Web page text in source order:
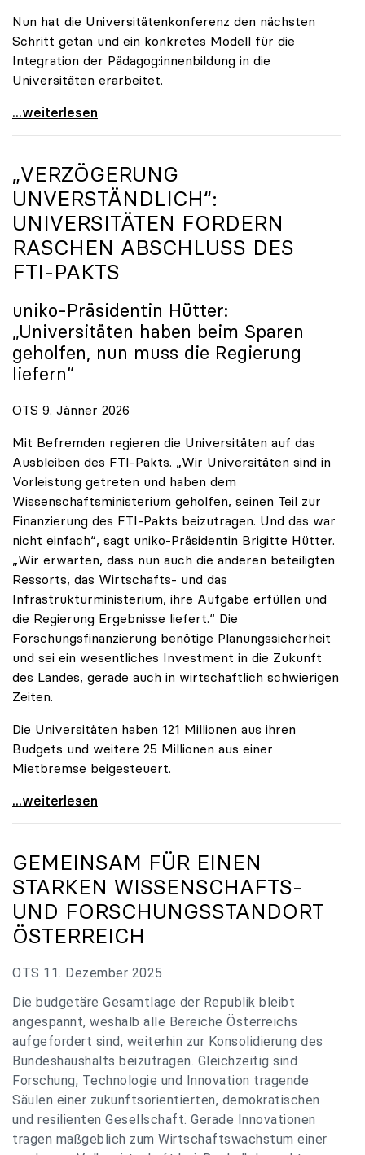
Nun hat die Universitätenkonferenz den nächsten
Schritt getan und ein konkretes Modell für die
Integration der Pädagog:innenbildung in die
Universitäten erarbeitet.
Schools of Education an den Universitäten: Für
...weiterlesen
„VERZÖGERUNG
UNVERSTÄNDLICH“:
UNIVERSITÄTEN FORDERN
RASCHEN ABSCHLUSS DES
FTI-PAKTS
uniko-Präsidentin Hütter:
„Universitäten haben beim Sparen
geholfen, nun muss die Regierung
liefern“
OTS 9. Jänner 2026
Mit Befremden regieren die Universitäten auf das
Ausbleiben des FTI-Pakts. „Wir Universitäten sind in
Vorleistung getreten und haben dem
Wissenschaftsministerium geholfen, seinen Teil zur
Finanzierung des FTI-Pakts beizutragen. Und das war
nicht einfach“, sagt uniko-Präsidentin Brigitte Hütter.
„Wir erwarten, dass nun auch die anderen beteiligten
Ressorts, das Wirtschafts- und das
Infrastrukturministerium, ihre Aufgabe erfüllen und
die Regierung Ergebnisse liefert.“ Die
Forschungsfinanzierung benötige Planungssicherheit
und sei ein wesentliches Investment in die Zukunft
des Landes, gerade auch in wirtschaftlich schwierigen
Zeiten.
Die Universitäten haben 121 Millionen aus ihren
Budgets und weitere 25 Millionen aus einer
Mietbremse beigesteuert.
„Verzögerung unverständlich“: Universitäten
...weiterlesen
GEMEINSAM FÜR EINEN
STARKEN WISSENSCHAFTS-
UND FORSCHUNGSSTANDORT
ÖSTERREICH
OTS 11. Dezember 2025
Die budgetäre Gesamtlage der Republik bleibt
angespannt, weshalb alle Bereiche Österreichs
aufgefordert sind, weiterhin zur Konsolidierung des
Bundeshaushalts beizutragen. Gleichzeitig sind
Forschung, Technologie und Innovation tragende
Säulen einer zukunftsorientierten, demokratischen
und resilienten Gesellschaft. Gerade Innovationen
tragen maßgeblich zum Wirtschaftswachstum einer